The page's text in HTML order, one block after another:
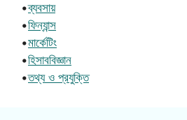
•ব্যবসায়
•ফিন্যান্স
•মার্কেটিং
•হিসাববিজ্ঞান
•তথ্য ও প্রযুক্তি